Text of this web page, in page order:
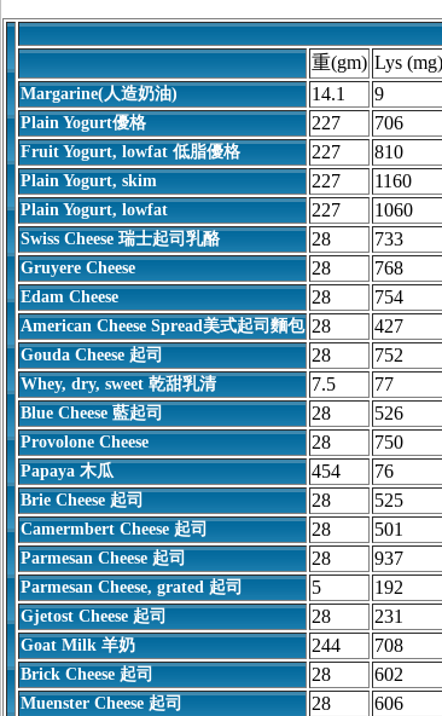
重(gm) Lys (mg)
Margarine(人造奶油) 14.1 9
Plain Yogurt優格 227 706
Fruit Yogurt, lowfat 低脂優格 227 810
Plain Yogurt, skim 227 1160
Plain Yogurt, lowfat 227 1060
Swiss Cheese 瑞士起司乳酪 28 733
Gruyere Cheese 28 768
Edam Cheese 28 754
American Cheese Spread美式起司麵包 28 427
Gouda Cheese 起司 28 752
Whey, dry, sweet 乾甜乳清 7.5 77
Blue Cheese 藍起司 28 526
Provolone Cheese 28 750
Papaya 木瓜 454 76
Brie Cheese 起司 28 525
Camermbert Cheese 起司 28 501
Parmesan Cheese 起司 28 937
Parmesan Cheese, grated 起司 5 192
Gjetost Cheese 起司 28 231
Goat Milk 羊奶 244 708
Brick Cheese 起司 28 602
Muenster Cheese 起司 28 606